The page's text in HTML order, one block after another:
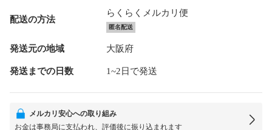
配送の方法
らくらくメルカリ便
匿名配送
発送元の地域 大阪府
発送までの日数 1~2日で発送
メルカリ安心への取り組み
お金は事務局に支払われ、評価後に振り込まれます